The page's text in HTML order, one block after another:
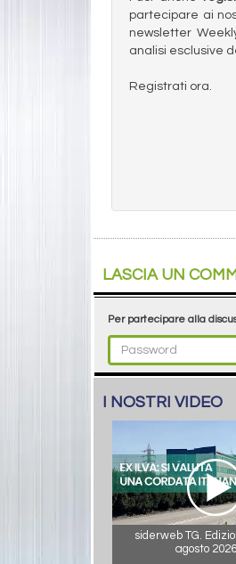
partecipare ai
newsletter
analisi esclusive
Registrati ora.
LASCIA UN
Per partecipare alla
I NOSTRI VIDEO
siderweb TG.
agosto 2026